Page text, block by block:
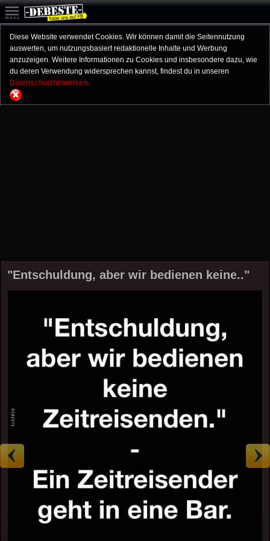
Diese Website verwendet Cookies. Wir können damit die Seitennutzung
auswerten, um nutzungsbasiert redaktionelle Inhalte und Werbung
anzuzeigen. Weitere Informationen zu Cookies und insbesondere dazu, wie
du deren Verwendung widersprechen kannst, findest du in unseren
Datenschutzhinweisen.
"Entschuldung, aber wir bedienen keine.."